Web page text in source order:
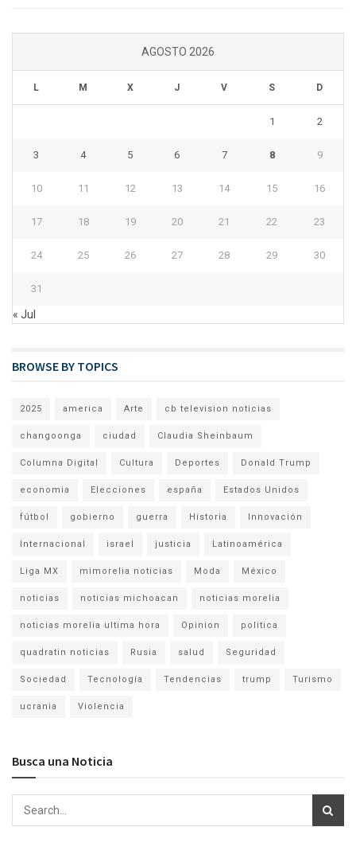
AGOSTO 2026
L M X J V S D
1 2
3 4 5 6 7 8 9
10 11 12 13 14 15 16
17 18 19 20 21 22 23
24 25 26 27 28 29 30
31
« Jul
BROWSE BY TOPICS
2025 america Arte cb television noticias
changoonga ciudad Claudia Sheinbaum
Columna Digital Cultura Deportes Donald Trump
economia Elecciones españa Estados Unidos
fútbol gobierno guerra Historia Innovación
Internacional israel justicia Latinoamérica
Liga MX mimorelia noticias Moda México
noticias noticias michoacan noticias morelia
noticias morelia ultima hora Opinion politica
quadratin noticias Rusia salud Seguridad
Sociedad Tecnología Tendencias trump Turismo
ucrania Violencia
Busca una Noticia